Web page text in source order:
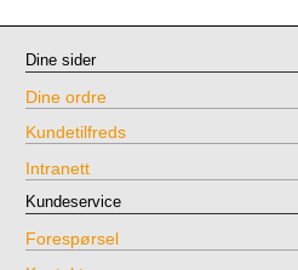
Dine sider
Dine ordre
Kundetilfreds
Intranett
Kundeservice
Forespørsel